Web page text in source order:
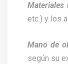
Materiales
etc.) y los
Mano de
según su